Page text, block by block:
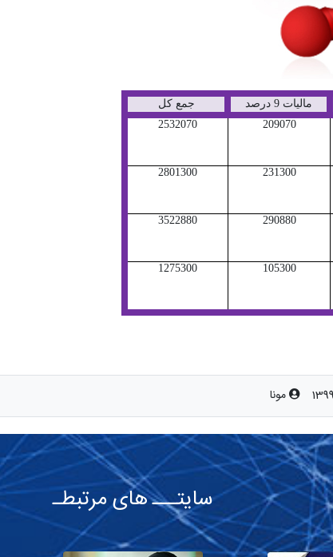
مالیات 9 درصد
جمع کل
209070
2532070
231300
2801300
290880
3522880
105300
1275300
مونا
سایتـــ های مرتبطـ